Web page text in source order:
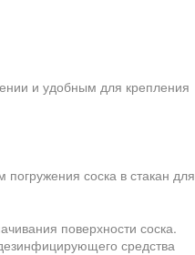
и удобным для крепления
соска в стакан для
поверхности соска.
средства